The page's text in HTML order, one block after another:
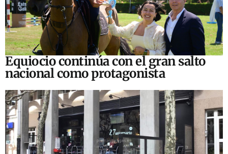
Equiocio continúa con el gran salto
nacional como protagonista